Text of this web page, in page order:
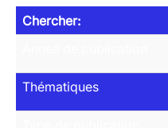
Chercher:
Thématiques